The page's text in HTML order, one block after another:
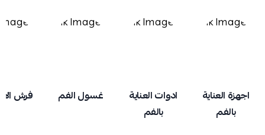
اجهزة العناية
بالفم
ادوات العناية
بالفم
غسول الفم فرش